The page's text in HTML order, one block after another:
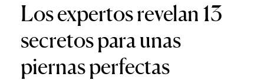
Los expertos revelan 13
secretos para unas
piernas perfectas